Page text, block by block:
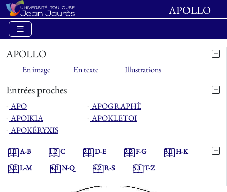
APOLLO
APOLLO
En image En texte Illustrations
Entrées proches
⋅ APO ⋅ APOGRAPHÈ
⋅ APOIKIA ⋅ APOKLETOI
⋅ APOKÉRYXIS
1.1A-B 1.2C 2.1D-E 2.2F-G 3.1H-K
3.2L-M 4.1N-Q 4.2R-S 5.1T-Z